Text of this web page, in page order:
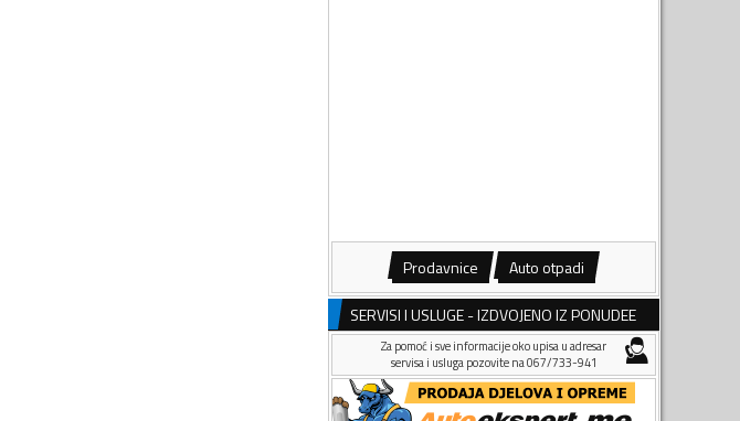
Prodavnice Auto otpadi
SERVISI I USLUGE - IZDVOJENO IZ PONUDEE
Za pomoć i sve informacije oko upisa u adresar
servisa i usluga pozovite na 067/733-941